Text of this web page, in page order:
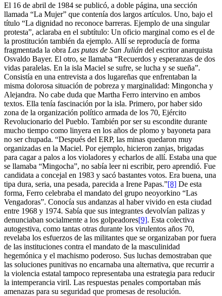
El 16 de abril de 1984 se publicó, a doble página, una sección
llamada “La Mujer” que contenía dos largos artículos. Uno, bajo el
título “La dignidad no reconoce barreras. Ejemplo de una singular
protesta”, aclaraba en el subtítulo: Un oficio marginal como es el de
la prostitución también da ejemplo. Allí se reproducía de forma
fragmentada la obra Las putas de San Julián del escritor anarquista
Osvaldo Bayer. El otro, se llamaba “Recuerdos y esperanzas de dos
vidas paralelas. En la isla Maciel se sufre, se lucha y se sueña”.
Consistía en una entrevista a dos lugareñas que enfrentaban la
misma dolorosa situación de pobreza y marginalidad: Mingoncha y
Alejandra. No cabe duda que Martha Ferro intervino en ambos
textos. Ella tenía fascinación por la isla. Primero, por haber sido
zona de la organización político armada de los 70, Ejército
Revolucionario del Pueblo. También por ser su escondite durante
mucho tiempo como linyera en los años de plomo y bayoneta para
no ser chupada. “Después del ERP, las minas quedaron muy
organizadas en la Maciel. Por ejemplo, hicieron zanjas, brigadas
para cagar a palos a los violadores y echarlos de allí. Estaba una que
se llamaba “Mingocha”, no sabía leer ni escribir, pero aprendió. Fue
candidata a concejal en 1983 y sacó bastantes votos. Era buena, una
tipa dura, seria, una pesada, parecida a Irene Papas.”[8] De esta
forma, Ferro celebraba el mandato del grupo neoyorkino “Las
Vengadoras”. Conocía sus andanzas al haber vivido en esta ciudad
entre 1968 y 1974. Sabía que sus integrantes devolvían palizas y
denunciaban socialmente a los golpeadores[9]. Esta colectiva
autogestiva, como tantas otras durante los virulentos años 70,
revelaba los esfuerzos de las militantes que se organizaban por fuera
de las instituciones contra el mandato de la masculinidad
hegemónica y el machismo poderoso. Sus luchas demostraban que
las soluciones punitivas no encarnaba una alternativa, que recurrir a
la violencia estatal tampoco representaba una estrategia para reducir
la intemperancia viril. Las respuestas penales comportaban más
amenazas para su seguridad que promesas de resolución.